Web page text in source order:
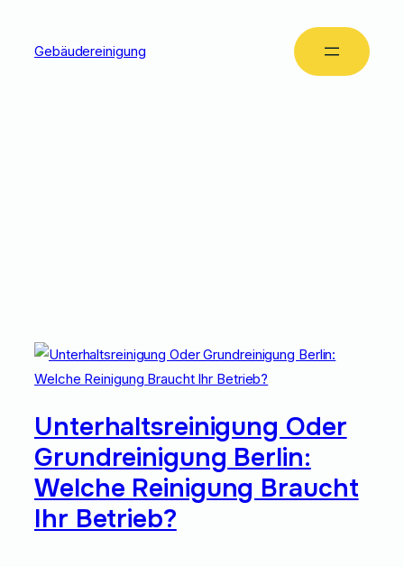
Gebäudereinigung
Unterhaltsreinigung Oder
Grundreinigung Berlin:
Welche Reinigung Braucht
Ihr Betrieb?